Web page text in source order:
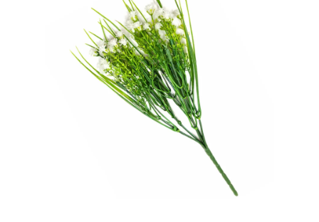
hviezdičiek.